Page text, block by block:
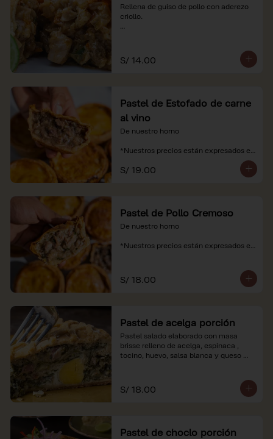
Rellena de guiso de pollo con aderezo
criollo.
S/ 14.00
Pastel de Estofado de carne
al vino
De nuestro horno
*Nuestros precios están expresados en
recargo al consumo.
S/ 19.00
Pastel de Pollo Cremoso
De nuestro horno
*Nuestros precios están expresados en
S/ 18.00
Pastel de acelga porción
Pastel salado elaborado con masa
brisse relleno de acelga, espinaca ,
tocino, huevo, salsa blanca y queso
*Nuestros precios están expresados en
soles e incluyen impuestos de ley y
S/ 18.00
Pastel de choclo porción